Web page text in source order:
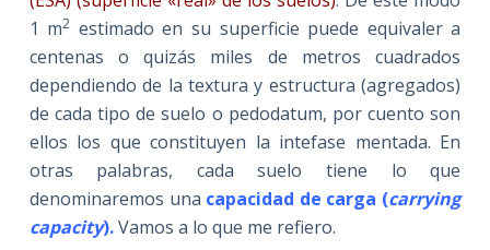
1 m2 estimado en su superficie puede equivaler a
centenas o quizás miles de metros cuadrados
dependiendo de la textura y estructura (agregados)
de cada tipo de suelo o pedodatum, por cuento son
ellos los que constituyen la intefase mentada. En
otras palabras, cada suelo tiene lo que
denominaremos una capacidad de carga (carrying
capacity).Vamos a lo que me refiero.